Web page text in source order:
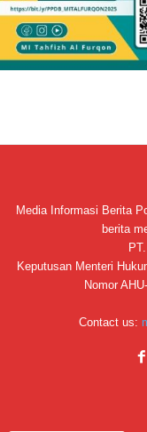
Media Informasi Berita
berita
Keputusan Menteri
Nomor
Contact us: